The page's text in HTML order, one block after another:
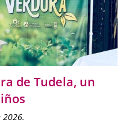
de Tudela, un
2026.